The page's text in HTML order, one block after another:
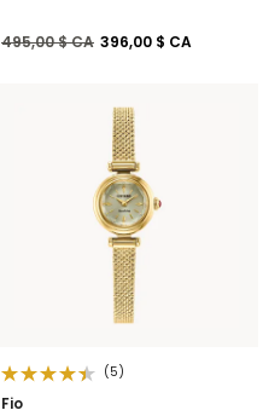
Prix réduit de
495,00 $ CAà396,00 $ CA
(5)
Fio